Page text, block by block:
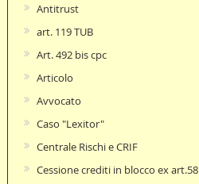
Antitrust
art. 119 TUB
Art. 492 bis cpc
Articolo
Avvocato
Caso "Lexitor"
Centrale Rischi e CRIF
Cessione crediti in blocco ex art.58